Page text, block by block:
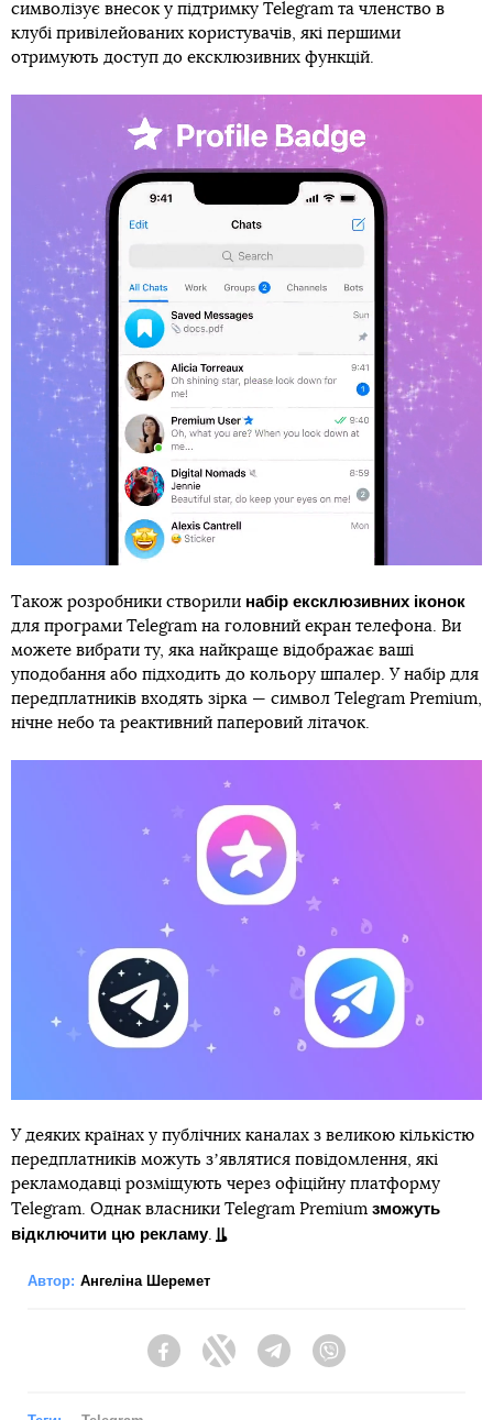
символізує внесок у підтримку Telegram та членство в
клубі привілейованих користувачів, які першими
отримують доступ до ексклюзивних функцій.
Також розробники створили набір ексклюзивних іконок
для програми Telegram на головний екран телефона. Ви
можете вибрати ту, яка найкраще відображає ваші
уподобання або підходить до кольору шпалер. У набір для
передплатників входять зірка — символ Telegram Premium,
нічне небо та реактивний паперовий літачок.
У деяких країнах у публічних каналах з великою кількістю
передплатників можуть зʼявлятися повідомлення, які
рекламодавці розміщують через офіційну платформу
Telegram. Однак власники Telegram Premium зможуть
відключити цю рекламу.
Автор: Ангеліна Шеремет
FacebookTwitter Telegram